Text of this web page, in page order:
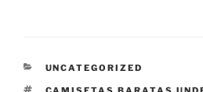
CATEGORÍAS
UNCATEGORIZED
ETIQUETAS